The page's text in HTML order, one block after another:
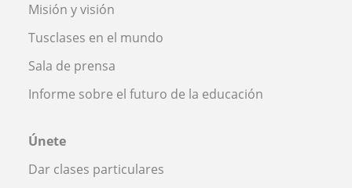
Misión y visión
Tusclases en el mundo
Sala de prensa
Informe sobre el futuro de la educación
Únete
Dar clases particulares